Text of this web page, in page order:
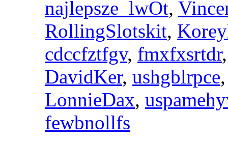
najlepsze_lwOt,
RollingSlotskit,
cdccfztfgv, fmxfxsrtdr
DavidKer, ushgblrpce
LonnieDax,
fewbnollfs